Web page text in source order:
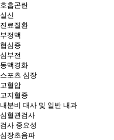
호흡곤란
실신
진료질환
부정맥
협심증
심부전
동맥경화
스포츠 심장
고혈압
고지혈증
내분비 대사 및 일반 내과
심혈관검사
검사 중요성
심장초음파